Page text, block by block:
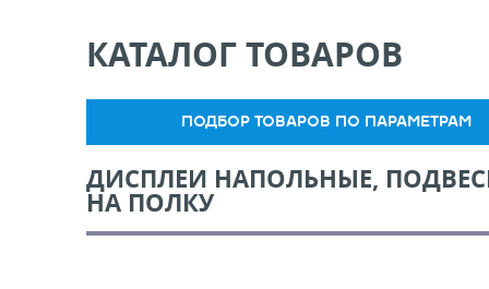
ценникодержатели
полочного пространства
вывесок и шелфтокеры
КАТАЛОГ ТОВАРОВ
ПОДБОР ТОВАРОВ ПО ПАРАМЕТРАМ
ДИСПЛЕИ НАПОЛЬНЫЕ,
НА ПОЛКУ